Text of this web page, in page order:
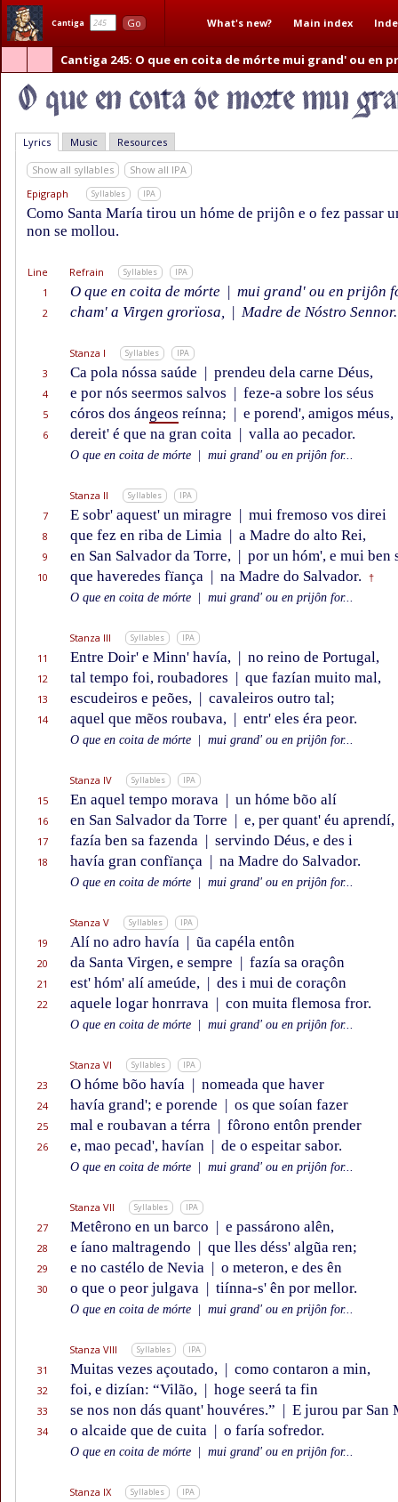
Cantiga Go What's new? Main index
Cantiga 245: O que en coita de mórte mui grand' ou en
Lyrics Music Resources
Show all syllables
Show all IPA
Epigraph
Syllables IPA
Como Santa María tirou un hóme de prijôn e o fez passar
non se mollou.
Line Refrain Syllables IPA
1 O que en coita de mórte | mui grand' ou en prijôn
2 cham' a Virgen grorïosa, | Madre de Nóstro Sennor.
Stanza I Syllables IPA
3 Ca pola nóssa saúde | prendeu dela carne Déus,
4 e por nós seermos salvos | feze-a sobre los séus
5 córos dos ángeos reínna; | e porend', amigos méus,
6 dereit' é que na gran coita | valla ao pecador.
O que en coita de mórte mui grand' ou en prijôn for...
Stanza II Syllables IPA
7 E sobr' aquest' un miragre | mui fremoso vos direi
8 que fez en riba de Limia | a Madre do alto Rei,
9 en San Salvador da Torre, | por un hóm', e mui ben
10 que haveredes fïança | na Madre do Salvador. †
O que en coita de mórte mui grand' ou en prijôn for...
Stanza III Syllables IPA
11 Entre Doir' e Minn' havía, | no reino de Portugal,
12 tal tempo foi, roubadores | que fazían muito mal,
13 escudeiros e peões, | cavaleiros outro tal;
14 aquel que mẽos roubava, | entr' eles éra peor.
O que en coita de mórte mui grand' ou en prijôn for...
Stanza IV Syllables IPA
15 En aquel tempo morava | un hóme bõo alí
16 en San Salvador da Torre | e, per quant' éu aprendí,
17 fazía ben sa fazenda | servindo Déus, e des i
18 havía gran confïança | na Madre do Salvador.
O que en coita de mórte mui grand' ou en prijôn for...
Stanza V Syllables IPA
19 Alí no adro havía | ũa capéla entôn
20 da Santa Virgen, e sempre | fazía sa oraçôn
21 est' hóm' alí ameúde, | des i mui de coraçôn
22 aquele logar honrrava | con muita flemosa fror.
O que en coita de mórte mui grand' ou en prijôn for...
Stanza VI Syllables IPA
23 O hóme bõo havía | nomeada que haver
24 havía grand'; e porende | os que soían fazer
25 mal e roubavan a térra | fôrono entôn prender
26 e, mao pecad', havían | de o espeitar sabor.
O que en coita de mórte mui grand' ou en prijôn for...
Stanza VII Syllables IPA
27 Metêrono en un barco | e passárono alên,
28 e íano maltragendo | que lles déss' algũa ren;
29 e no castélo de Nevia | o meteron, e des ên
30 o que o peor julgava | tiínna-s' ên por mellor.
O que en coita de mórte mui grand' ou en prijôn for...
Stanza VIII Syllables IPA
31 Muitas vezes açoutado, | como contaron a min,
32 foi, e dizían: “Vilão, | hoge seerá ta fin
33 se nos non dás quant' houvéres.” | E jurou par San
34 o alcaide que de cuita | o faría sofredor.
O que en coita de mórte mui grand' ou en prijôn for...
Stanza IX Syllables IPA